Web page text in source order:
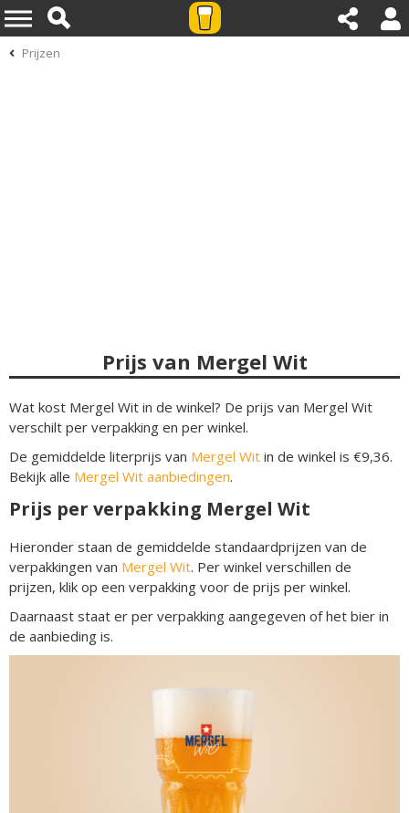
Prijzen
Prijs van Mergel Wit
Wat kost Mergel Wit in de winkel? De prijs van Mergel Wit
verschilt per verpakking en per winkel.
De gemiddelde literprijs van Mergel Wit in de winkel is €9,36.
Bekijk alle Mergel Wit aanbiedingen.
Prijs per verpakking Mergel Wit
Hieronder staan de gemiddelde standaardprijzen van de
verpakkingen van Mergel Wit. Per winkel verschillen de
prijzen, klik op een verpakking voor de prijs per winkel.
Daarnaast staat er per verpakking aangegeven of het bier in
de aanbieding is.